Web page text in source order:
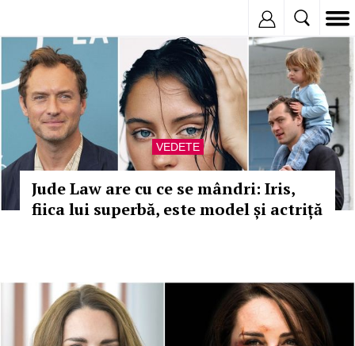
VEDETE
Jude Law are cu ce se mândri: Iris,
fiica lui superbă, este model și actriță